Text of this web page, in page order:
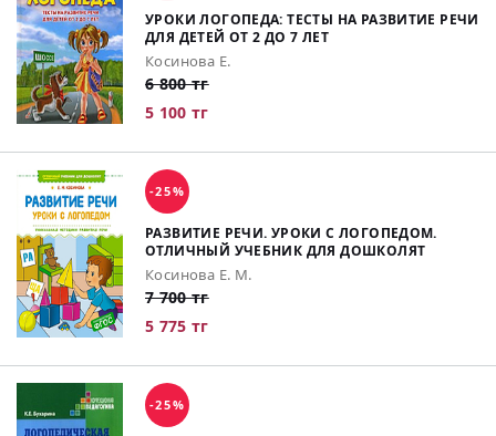
УРОКИ ЛОГОПЕДА: ТЕСТЫ НА РАЗВИТИЕ РЕЧИ
ДЛЯ ДЕТЕЙ ОТ 2 ДО 7 ЛЕТ
Косинова Е.
6 800 тг
5 100 тг
-25%
РАЗВИТИЕ РЕЧИ. УРОКИ С ЛОГОПЕДОМ.
ОТЛИЧНЫЙ УЧЕБНИК ДЛЯ ДОШКОЛЯТ
Косинова Е. М.
7 700 тг
5 775 тг
-25%